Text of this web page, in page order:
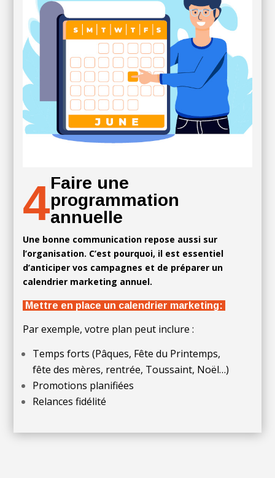
4Faire une
programmation
annuelle
Une bonne communication repose aussi sur
l’organisation. C’est pourquoi, il est essentiel
d’anticiper vos campagnes et de préparer un
calendrier marketing annuel.
Mettre en place un calendrier marketing:
Par exemple, votre plan peut inclure :
Temps forts (Pâques, Fête du Printemps,
fête des mères, rentrée, Toussaint, Noël…)
Promotions planifiées
Relances fidélité